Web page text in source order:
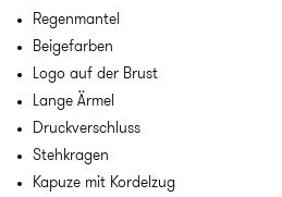
Regenmantel
Beigefarben
Logo auf der Brust
Lange Ärmel
Druckverschluss
Stehkragen
Kapuze mit Kordelzug